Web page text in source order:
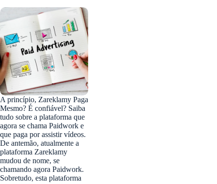
A princípio, Zareklamy Paga
Mesmo? É confiável? Saiba
tudo sobre a plataforma que
agora se chama Paidwork e
que paga por assistir vídeos.
De antemão, atualmente a
plataforma Zareklamy
mudou de nome, se
chamando agora Paidwork.
Sobretudo, esta plataforma